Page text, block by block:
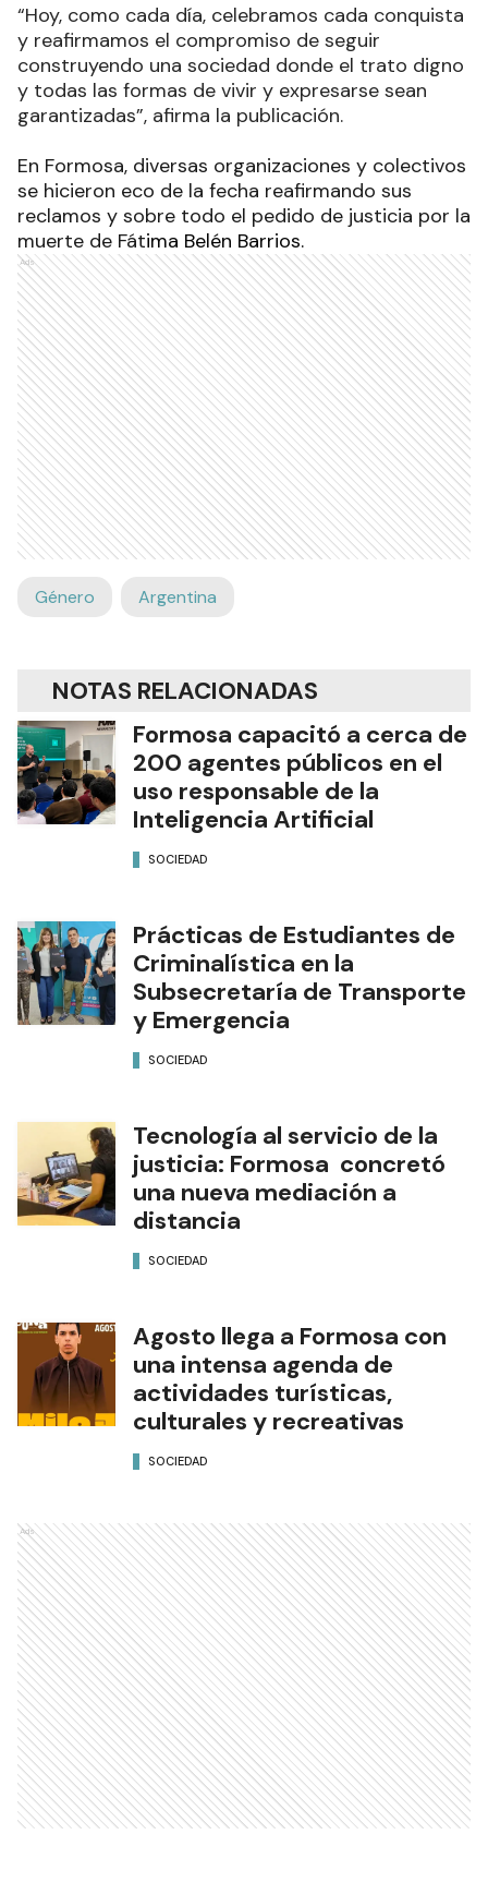
“Hoy, como cada día, celebramos cada conquista
y reafirmamos el compromiso de seguir
construyendo una sociedad donde el trato digno
y todas las formas de vivir y expresarse sean
garantizadas”, afirma la publicación.
En Formosa, diversas organizaciones y colectivos
se hicieron eco de la fecha reafirmando sus
reclamos y sobre todo el pedido de justicia por la
muerte de Fátima Belén Barrios.
Ads
Género Argentina
NOTAS RELACIONADAS
Formosa capacitó a cerca de
200 agentes públicos en el
uso responsable de la
Inteligencia Artificial
SOCIEDAD
Prácticas de Estudiantes de
Criminalística en la
Subsecretaría de Transporte
y Emergencia
SOCIEDAD
Tecnología al servicio de la
justicia: Formosa concretó
una nueva mediación a
distancia
SOCIEDAD
Agosto llega a Formosa con
una intensa agenda de
actividades turísticas,
culturales y recreativas
SOCIEDAD
Ads